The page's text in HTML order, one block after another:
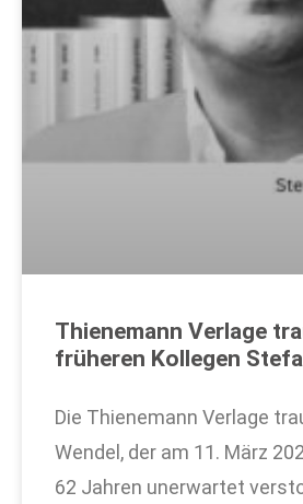
Thienemann Verlage
früheren Kollegen
Die Thienemann Verlage
Wendel, der am 11. März
62 Jahren unerwartet